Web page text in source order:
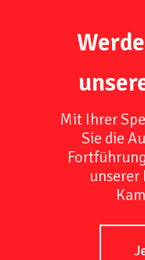
Mit Ihrer
Sie die
unserer